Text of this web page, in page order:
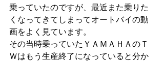
乗っていたのですが、最近また乗りた
くなってきてしまってオートバイの動
画をよく見ています。
その当時乗っていたＹＡＭＡＨＡのＴ
Ｗはもう生産終了になっていると分か